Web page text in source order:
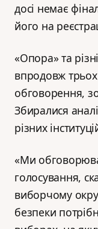
досі немає
його на
«Опора» та
впродовж трьох
обговорення,
Збиралися
різних
«Ми
голосування,
виборчому
безпеки